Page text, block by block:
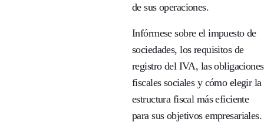
de sus operaciones.
Infórmese sobre el impuesto de
sociedades, los requisitos de
registro del IVA, las obligaciones
fiscales sociales y cómo elegir la
estructura fiscal más eficiente
para sus objetivos empresariales.